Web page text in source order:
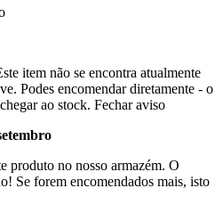
item não se encontra atualmente
Podes encomendar diretamente - o
ao stock. Fechar aviso
produto no nosso armazém. O
Se forem encomendados mais, isto